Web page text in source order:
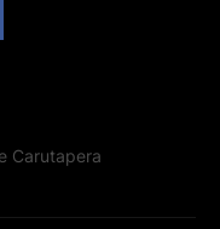
Carutapera